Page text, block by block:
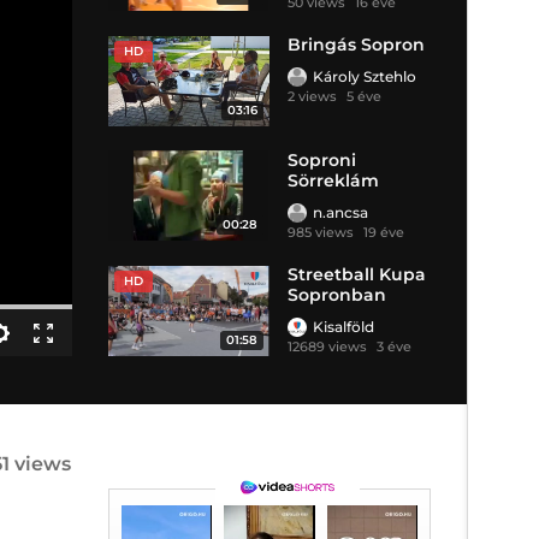
HD
03:16
Bringás Sopron
Károly Sztehlo
2 views 5 éve
00:28
Soproni
Sörreklám
n.ancsa
985 views 19 éve
HD
01:58
Streetball Kupa
Sopronban
Kisalföld
12689 views 3 éve
views